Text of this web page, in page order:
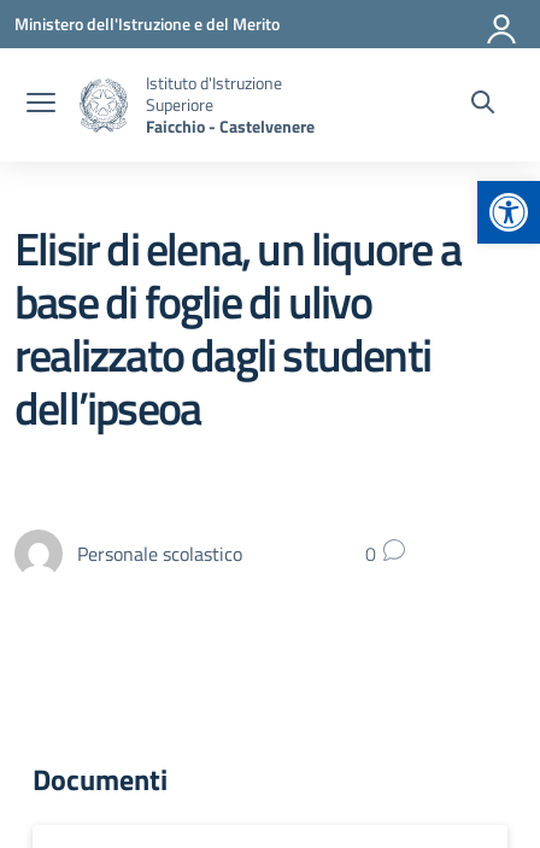
Vai ai contenuti
Vai al menu di navigazione
Vai al footer
Ministero dell'Istruzione e del Merito
Istituto d'Istruzione
Superiore
Faicchio - Castelvenere
Elisir di elena, un liquore a
base di foglie di ulivo
realizzato dagli studenti
dell’ipseoa
Personale scolastico 0
Documenti